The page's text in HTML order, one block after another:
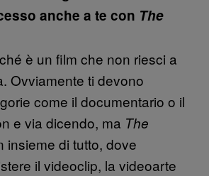
anche a te con The
è un film che non riesci a
Ovviamente ti devono
come il documentario o il
e via dicendo, ma The
insieme di tutto, dove
il videoclip, la videoarte